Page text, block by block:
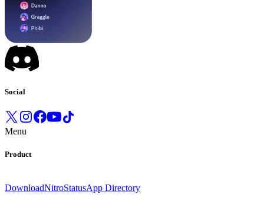
Social
Menu
Product
DownloadNitroStatusApp Directory